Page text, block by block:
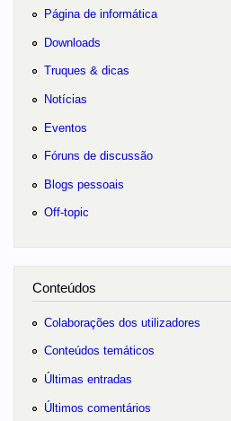
Página de informática
Downloads
Truques & dicas
Notícias
Eventos
Fóruns de discussão
Blogs pessoais
Off-topic
Conteúdos
Colaborações dos utilizadores
Conteúdos temáticos
Últimas entradas
Últimos comentários